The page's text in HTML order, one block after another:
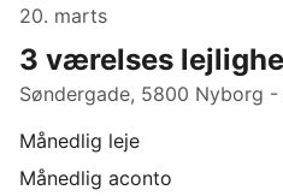
20. marts
3 værelses
Søndergade, 5800 Nyborg -
Månedlig leje
Månedlig aconto